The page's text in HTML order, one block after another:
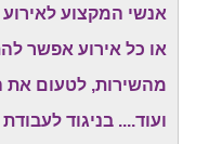
אנשי המקצוע
או כל אירוע אפשר
מהשירות, לטעום את
ועוד.... בניגוד